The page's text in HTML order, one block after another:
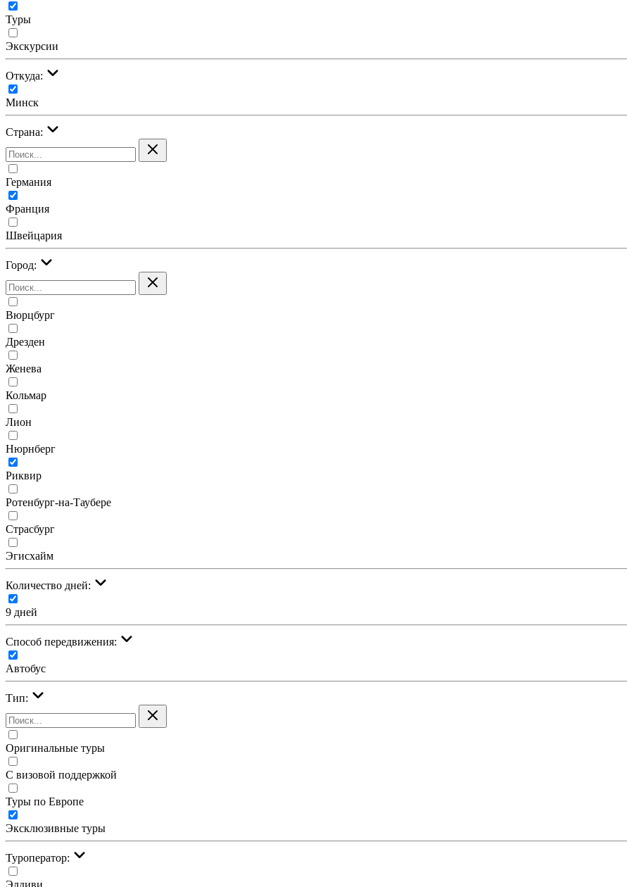
Туры
Экскурсии
Откуда:
Минск
Страна:
Германия
Франция
Швейцария
Город:
Вюрцбург
Дрезден
Женева
Кольмар
Лион
Нюрнберг
Риквир
Ротенбург-на-Таубере
Страсбург
Эгисхайм
Количество дней:
9 дней
Cпособ передвижения:
Автобус
Тип:
Оригинальные туры
С визовой поддержкой
Туры по Европе
Эксклюзивные туры
Туроператор:
Элдиви